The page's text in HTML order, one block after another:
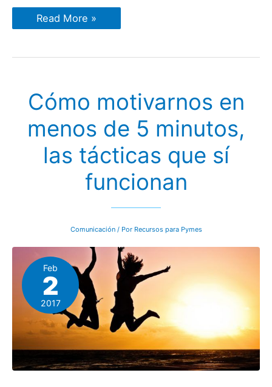
Los
secretos
en
mejores
Read More »
Cómo motivarnos en
menos de 5 minutos,
las tácticas que sí
funcionan
Comunicación/ Por Recursos para Pymes
Feb
2
2017